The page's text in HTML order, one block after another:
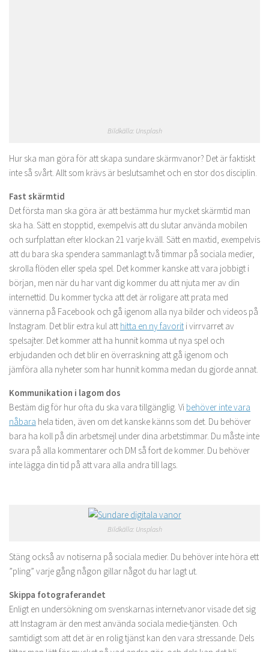
Bildkälla: Unsplash
Hur ska man göra för att skapa sundare skärmvanor? Det är faktiskt
inte så svårt. Allt som krävs är beslutsamhet och en stor dos disciplin.
Fast skärmtid
Det första man ska göra är att bestämma hur mycket skärmtid man
ska ha. Sätt en stopptid, exempelvis att du slutar använda mobilen
och surfplattan efter klockan 21 varje kväll. Sätt en maxtid, exempelvis
att du bara ska spendera sammanlagt två timmar på sociala medier,
skrolla flöden eller spela spel. Det kommer kanske att vara jobbigt i
början, men när du har vant dig kommer du att njuta mer av din
internettid. Du kommer tycka att det är roligare att prata med
vännerna på Facebook och gå igenom alla nya bilder och videos på
Instagram. Det blir extra kul att hitta en ny favorit i virrvarret av
spelsajter. Det kommer att ha hunnit komma ut nya spel och
erbjudanden och det blir en överraskning att gå igenom och
jämföra alla nyheter som har hunnit komma medan du gjorde annat.
Kommunikation i lagom dos
Bestäm dig för hur ofta du ska vara tillgänglig. Vi behöver inte vara
nåbara hela tiden, även om det kanske känns som det. Du behöver
bara ha koll på din arbetsmejl under dina arbetstimmar. Du måste inte
svara på alla kommentarer och DM så fort de kommer. Du behöver
inte lägga din tid på att vara alla andra till lags.
Bildkälla: Unsplash
Stäng också av notiserna på sociala medier. Du behöver inte höra ett
”pling” varje gång någon gillar något du har lagt ut.
Skippa fotograferandet
Enligt en undersökning om svenskarnas internetvanor visade det sig
att Instagram är den mest använda sociala medie-tjänsten. Och
samtidigt som att det är en rolig tjänst kan den vara stressande. Dels